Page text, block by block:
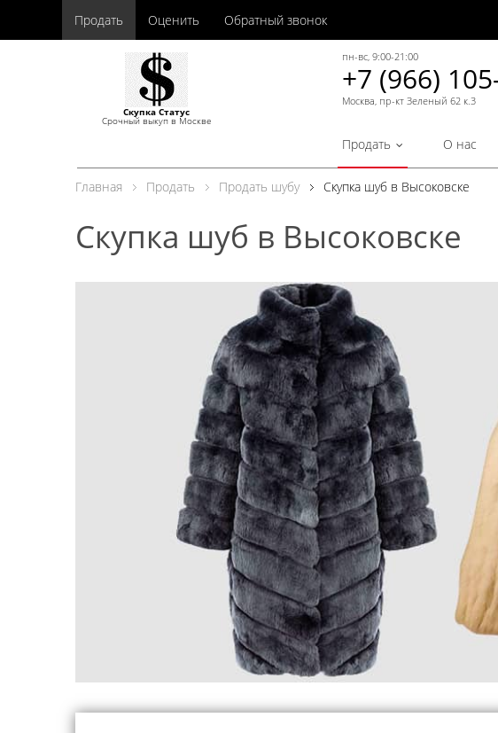
Продать Оценить Обратный звонок
Скупка Статус
Срочный выкуп в Москве
пн-вс, 9:00-21:00
+7 (966)
Москва, пр-кт Зеленый 62 к.3
Продать О нас
Главная Продать Продать шубу Скупка шуб в Высоковске
Скупка шуб в Высоковске